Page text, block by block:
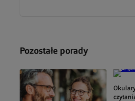
Pozostałe porady